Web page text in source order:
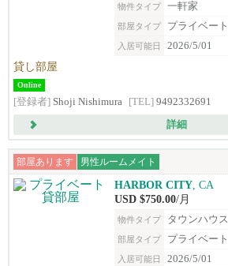
物件タイプ 一軒家
部屋タイプ プライベート
入居可能日 2026/5/01
貸し部屋
Online
[登録者] Shoji Nishimura [TEL] 9492332691
詳細
部屋あります 男性ルームメイト
HARBOR CITY , CA
USD $750.00/月
物件タイプ タウンハウス
部屋タイプ プライベート
入居可能日 2026/5/01